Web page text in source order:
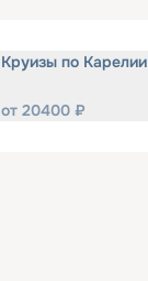
Круизы по Карелии
от 20400 ₽